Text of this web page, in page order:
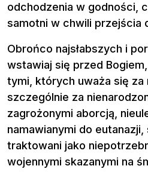
odchodzenia w godności,
samotni w chwili przejścia
Obrońco najsłabszych i
wstawiaj się przed
tymi, których uważa się za
szczególnie za
zagrożonymi aborcją,
namawianymi do
traktowani jako
wojennymi skazanymi na